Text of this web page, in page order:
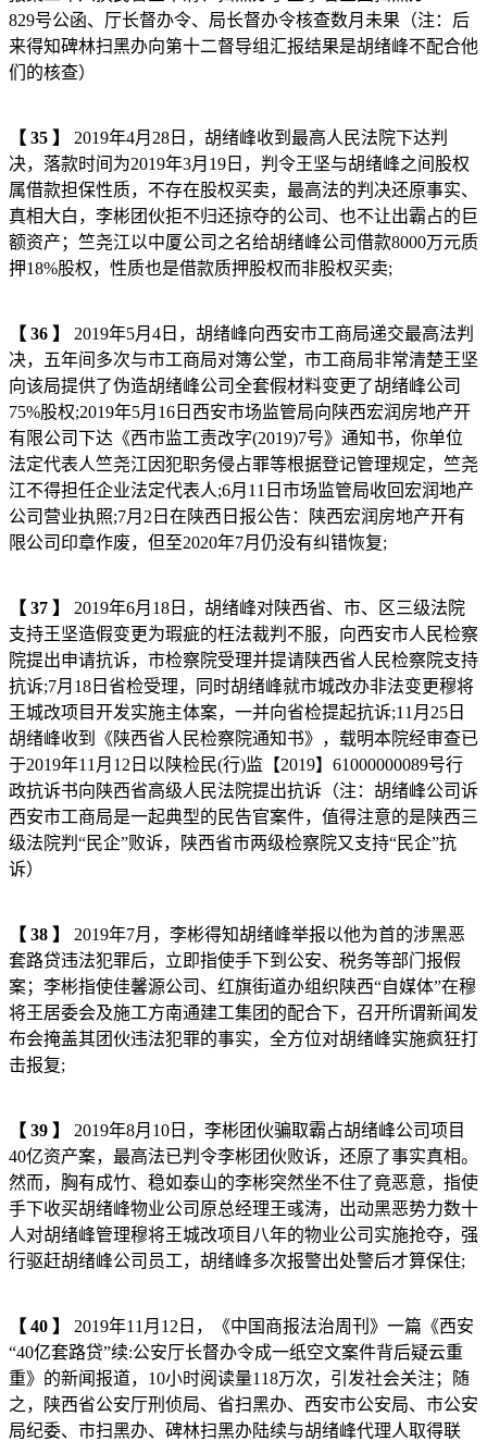
829号公函、厅长督办令、局长督办令核查数月未果（注：后
来得知碑林扫黑办向第十二督导组汇报结果是胡绪峰不配合他
们的核查）
【 35 】
2019年4月28日，胡绪峰收到最高人民法院下达判
决，落款时间为2019年3月19日，判令王坚与胡绪峰之间股权
属借款担保性质，不存在股权买卖，最高法的判决还原事实、
真相大白，李彬团伙拒不归还掠夺的公司、也不让出霸占的巨
额资产；竺尧江以中厦公司之名给胡绪峰公司借款8000万元质
押18%股权，性质也是借款质押股权而非股权买卖;
【 36 】
2019年5月4日，胡绪峰向西安市工商局递交最高法判
决，五年间多次与市工商局对簿公堂，市工商局非常清楚王坚
向该局提供了伪造胡绪峰公司全套假材料变更了胡绪峰公司
75%股权;2019年5月16日西安市场监管局向陕西宏润房地产开
有限公司下达《西市监工责改字(2019)7号》通知书，你单位
法定代表人竺尧江因犯职务侵占罪等根据登记管理规定，竺尧
江不得担任企业法定代表人;6月11日市场监管局收回宏润地产
公司营业执照;7月2日在陕西日报公告：陕西宏润房地产开有
限公司印章作废，但至2020年7月仍没有纠错恢复;
【 37 】
2019年6月18日，胡绪峰对陕西省、市、区三级法院
支持王坚造假变更为瑕疵的枉法裁判不服，向西安市人民检察
院提出申请抗诉，市检察院受理并提请陕西省人民检察院支持
抗诉;7月18日省检受理，同时胡绪峰就市城改办非法变更穆将
王城改项目开发实施主体案，一并向省检提起抗诉;11月25日
胡绪峰收到《陕西省人民检察院通知书》，载明本院经审查已
于2019年11月12日以陕检民(行)监【2019】61000000089号行
政抗诉书向陕西省高级人民法院提出抗诉（注：胡绪峰公司诉
西安市工商局是一起典型的民告官案件，值得注意的是陕西三
级法院判“民企”败诉，陕西省市两级检察院又支持“民企”抗
诉）
【 38 】
2019年7月，李彬得知胡绪峰举报以他为首的涉黑恶
套路贷违法犯罪后，立即指使手下到公安、税务等部门报假
案；李彬指使佳馨源公司、红旗街道办组织陕西“自媒体”在穆
将王居委会及施工方南通建工集团的配合下，召开所谓新闻发
布会掩盖其团伙违法犯罪的事实，全方位对胡绪峰实施疯狂打
击报复;
【 39 】
2019年8月10日，李彬团伙骗取霸占胡绪峰公司项目
40亿资产案，最高法已判令李彬团伙败诉，还原了事实真相。
然而，胸有成竹、稳如泰山的李彬突然坐不住了竟恶意，指使
手下收买胡绪峰物业公司原总经理王彧涛，出动黑恶势力数十
人对胡绪峰管理穆将王城改项目八年的物业公司实施抢夺，强
行驱赶胡绪峰公司员工，胡绪峰多次报警出处警后才算保住;
【 40 】
2019年11月12日，《中国商报法治周刊》一篇《西安
“40亿套路贷”续:公安厅长督办令成一纸空文案件背后疑云重
重》的新闻报道，10小时阅读量118万次，引发社会关注；随
之，陕西省公安厅刑侦局、省扫黑办、西安市公安局、市公安
局纪委、市扫黑办、碑林扫黑办陆续与胡绪峰代理人取得联